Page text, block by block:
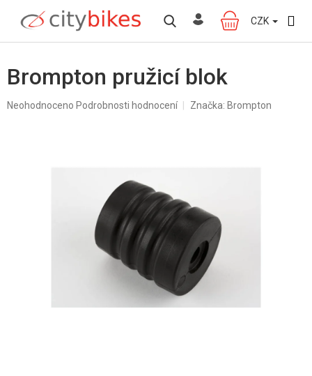
obsah
NÁKUPNÍ
KOŠÍK
CZK
Brompton pružicí blok
Průměrné
Neohodnoceno Podrobnosti hodnocení Značka: Brompton